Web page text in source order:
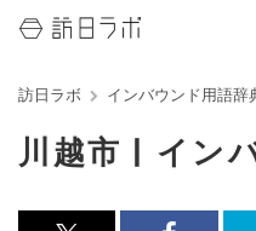
訪日ラボ インバウンド用語辞
川越市 | イン